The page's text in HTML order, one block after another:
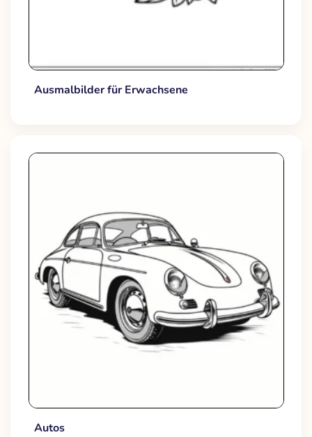
Ausmalbilder für Erwachsene
Autos